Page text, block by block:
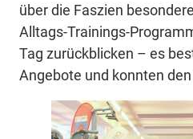
über die Faszien
Alltags-Trainings-
Tag zurückblicken – es
Angebote und konnten